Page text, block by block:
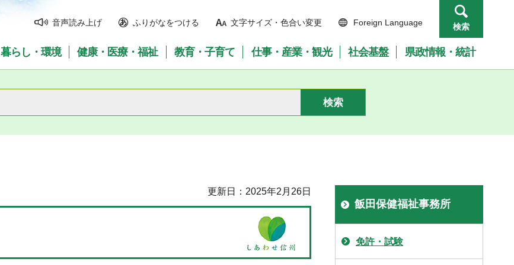
音声読み上げ ふりがなをつける 文字サイズ・色合い変更 Foreign Language 検索
暮らし・環境 健康・医療・福祉 教育・子育て 仕事・産業・観光 社会基盤 県政情報・統計
更新日：2025年2月26日
飯田保健福祉事務所
免許・試験